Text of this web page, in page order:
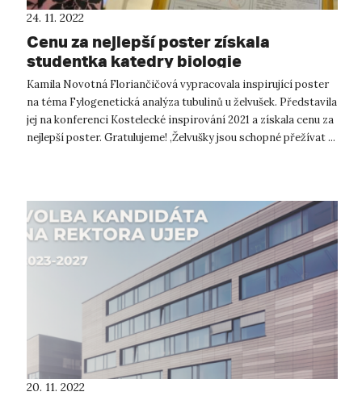
24. 11. 2022
Cenu za nejlepší poster získala
studentka katedry biologie
Přírodovědecké fakulty UJEP
Kamila Novotná Floriančičová vypracovala inspirující poster
na téma Fylogenetická analýza tubulinů u želvušek. Představila
jej na konferenci Kostelecké inspirování 2021 a získala cenu za
nejlepší poster. Gratulujeme! ‚Želvušky jsou schopné přežívat ...
20. 11. 2022